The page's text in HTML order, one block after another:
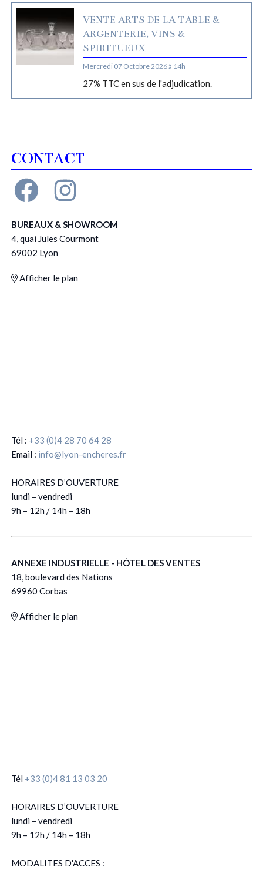
VENTE ARTS DE LA TABLE &
ARGENTERIE, VINS &
SPIRITUEUX
Mercredi 07 Octobre 2026 à 14h
27% TTC en sus de l'adjudication.
CONTACT
BUREAUX & SHOWROOM
4, quai Jules Courmont
69002 Lyon
Afficher le plan
Tél : +33 (0)4 28 70 64 28
Email : info@lyon-encheres.fr
HORAIRES D’OUVERTURE
lundi – vendredi
9h – 12h / 14h – 18h
ANNEXE INDUSTRIELLE - HÔTEL DES VENTES
18, boulevard des Nations
69960 Corbas
Afficher le plan
Tél +33 (0)4 81 13 03 20
HORAIRES D’OUVERTURE
lundi – vendredi
9h – 12h / 14h – 18h
MODALITES D'ACCES :